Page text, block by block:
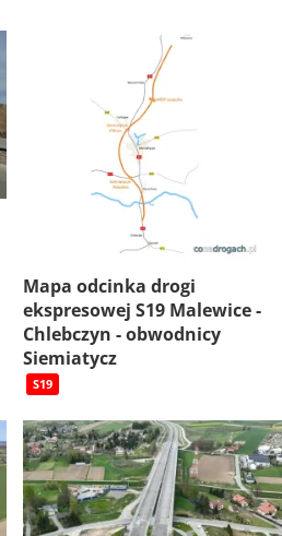
Mapa odcinka drogi
ekspresowej S19 Malewice -
Chlebczyn - obwodnicy
Siemiatycz
S19